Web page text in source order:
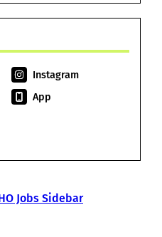
Instagram
App